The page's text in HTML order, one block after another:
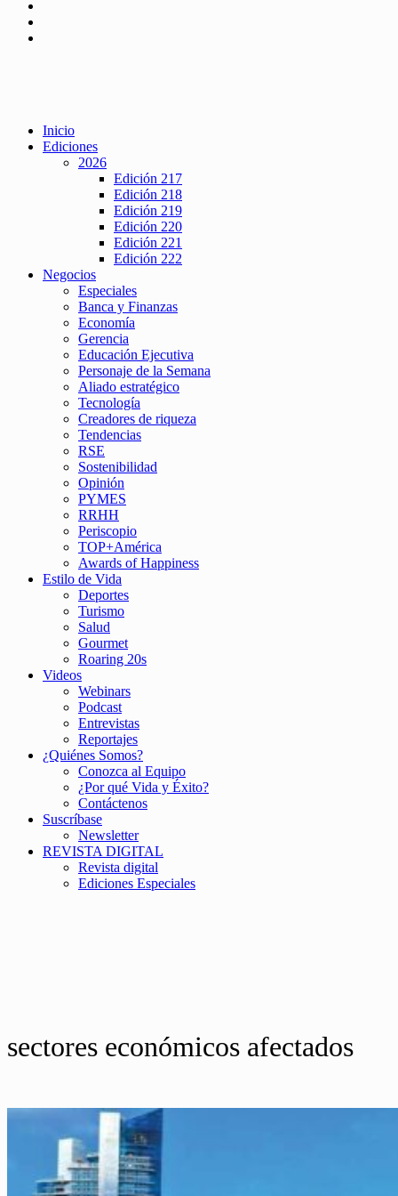
Inicio
Ediciones
2026
Edición 217
Edición 218
Edición 219
Edición 220
Edición 221
Edición 222
Negocios
Especiales
Banca y Finanzas
Economía
Gerencia
Educación Ejecutiva
Personaje de la Semana
Aliado estratégico
Tecnología
Creadores de riqueza
Tendencias
RSE
Sostenibilidad
Opinión
PYMES
RRHH
Periscopio
TOP+América
Awards of Happiness
Estilo de Vida
Deportes
Turismo
Salud
Gourmet
Roaring 20s
Videos
Webinars
Podcast
Entrevistas
Reportajes
¿Quiénes Somos?
Conozca al Equipo
¿Por qué Vida y Éxito?
Contáctenos
Suscríbase
Newsletter
REVISTA DIGITAL
Revista digital
Ediciones Especiales
sectores económicos afectados